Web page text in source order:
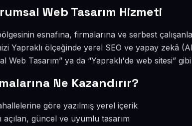
Web Tasarım Hizmeti
esnafına, firmalarına ve serbest
Yapraklı ölçeğinde yerel SEO ve yapay zekâ
Web Tasarım” ya da “Yapraklı'de web sitesi”
Ne Kazandırır?
göre yazılmış yerel içerik
açılan, güncel ve uyumlu tasarım